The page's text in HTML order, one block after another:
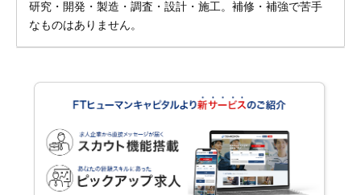
研究・開発・製造・調査・設計・施工。補修・補強で苦手
なものはありません。